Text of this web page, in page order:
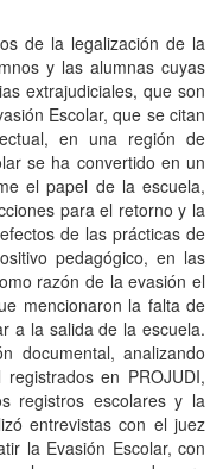
de la legalización de la
y las alumnas cuyas
extrajudiciales, que son
Escolar, que se citan
en una región de
se ha convertido en un
el papel de la escuela,
para el retorno y la
de las prácticas de
pedagógico, en las
razón de la evasión el
mencionaron la falta de
a la salida de la escuela.
documental, analizando
en PROJUDI,
registros escolares y la
entrevistas con el juez
la Evasión Escolar, con